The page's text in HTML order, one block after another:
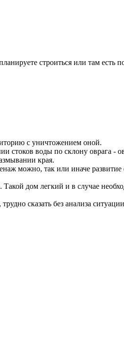
строиться или там есть
с уничтожением оной.
стоков воды по склону оврага
края.
можно, так или иначе
дом легкий и в случае
сказать без анализа